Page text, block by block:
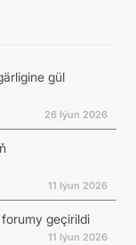
gül
26 Iýun 2026
11 Iýun 2026
geçirildi
11 Iýun 2026